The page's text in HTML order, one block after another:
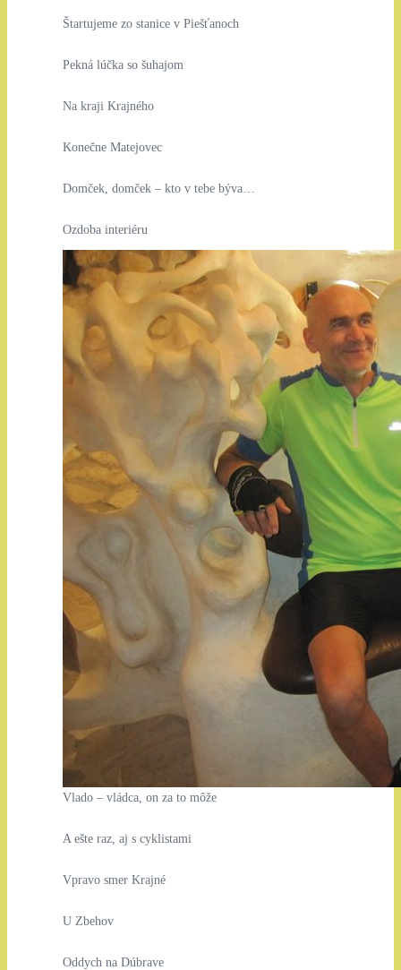
Štartujeme zo stanice v Piešťanoch
Pekná lúčka so šuhajom
Na kraji Krajného
Konečne Matejovec
Domček, domček – kto v tebe býva…
Ozdoba interiéru
Vlado – vládca, on za to môže
A ešte raz, aj s cyklistami
Vpravo smer Krajné
U Zbehov
Oddych na Dúbrave